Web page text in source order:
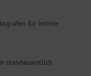
für intime
standesamtlich